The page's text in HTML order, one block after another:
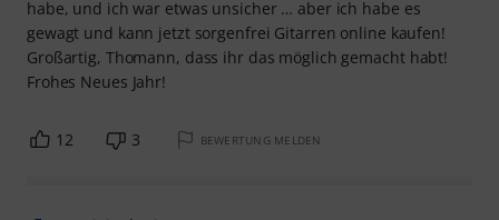
habe, und ich war etwas unsicher … aber ich habe es
gewagt und kann jetzt sorgenfrei Gitarren online kaufen!
Großartig, Thomann, dass ihr das möglich gemacht habt!
Frohes Neues Jahr!
12 3 BEWERTUNG MELDEN